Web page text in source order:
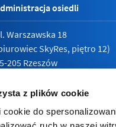
z plików cookie
do
osiedli
Warszawska 18
SkyRes, piętro 12)
205 Rzeszów
17 789 19 87